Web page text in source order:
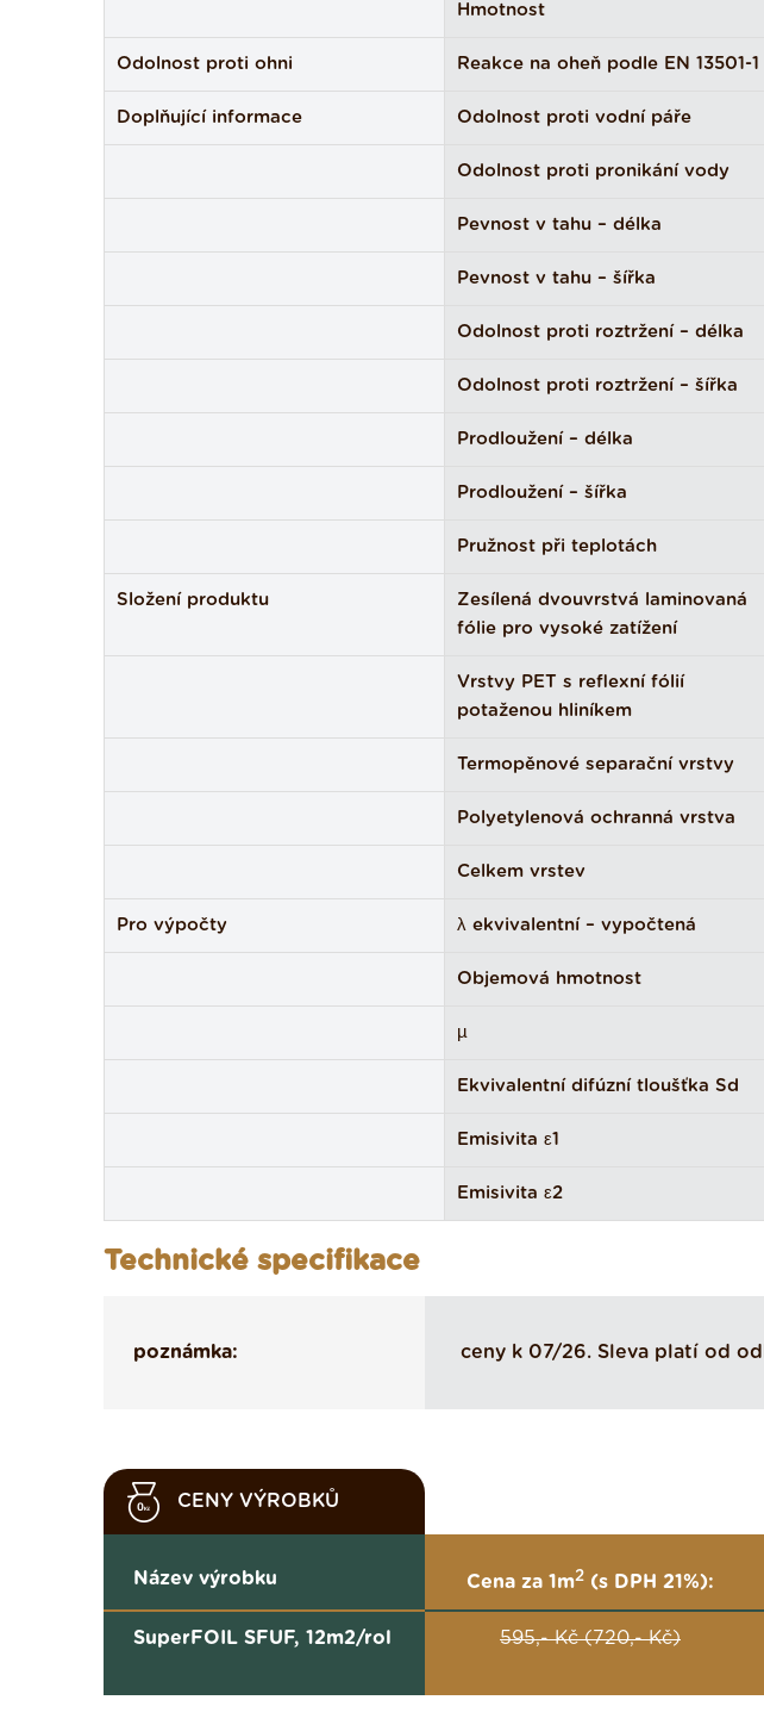
Hmotnost
Odolnost proti ohni Reakce na oheň podle EN 13501-1
Doplňující informace Odolnost proti vodní páře
Odolnost proti pronikání vody
Pevnost v tahu – délka
Pevnost v tahu – šířka
Odolnost proti roztržení – délka
Odolnost proti roztržení – šířka
Prodloužení – délka
Prodloužení – šířka
Pružnost při teplotách
Složení produktu
Zesílená dvouvrstvá laminovaná
fólie pro vysoké zatížení
Vrstvy PET s reflexní fólií
potaženou hliníkem
Termopěnové separační vrstvy
Polyetylenová ochranná vrstva
Celkem vrstev
Pro výpočty λ ekvivalentní – vypočtená
Objemová hmotnost
µ
Ekvivalentní difúzní tloušťka Sd
Emisivita ε1
Emisivita ε2
Technické specifikace
poznámka: ceny k 07/26. Sleva platí od
CENY VÝROBKŮ
Název výrobku Cena za 1m2 (s DPH 21%):
SuperFOIL SFUF, 12m2/rol 595,- Kč (720,- Kč)